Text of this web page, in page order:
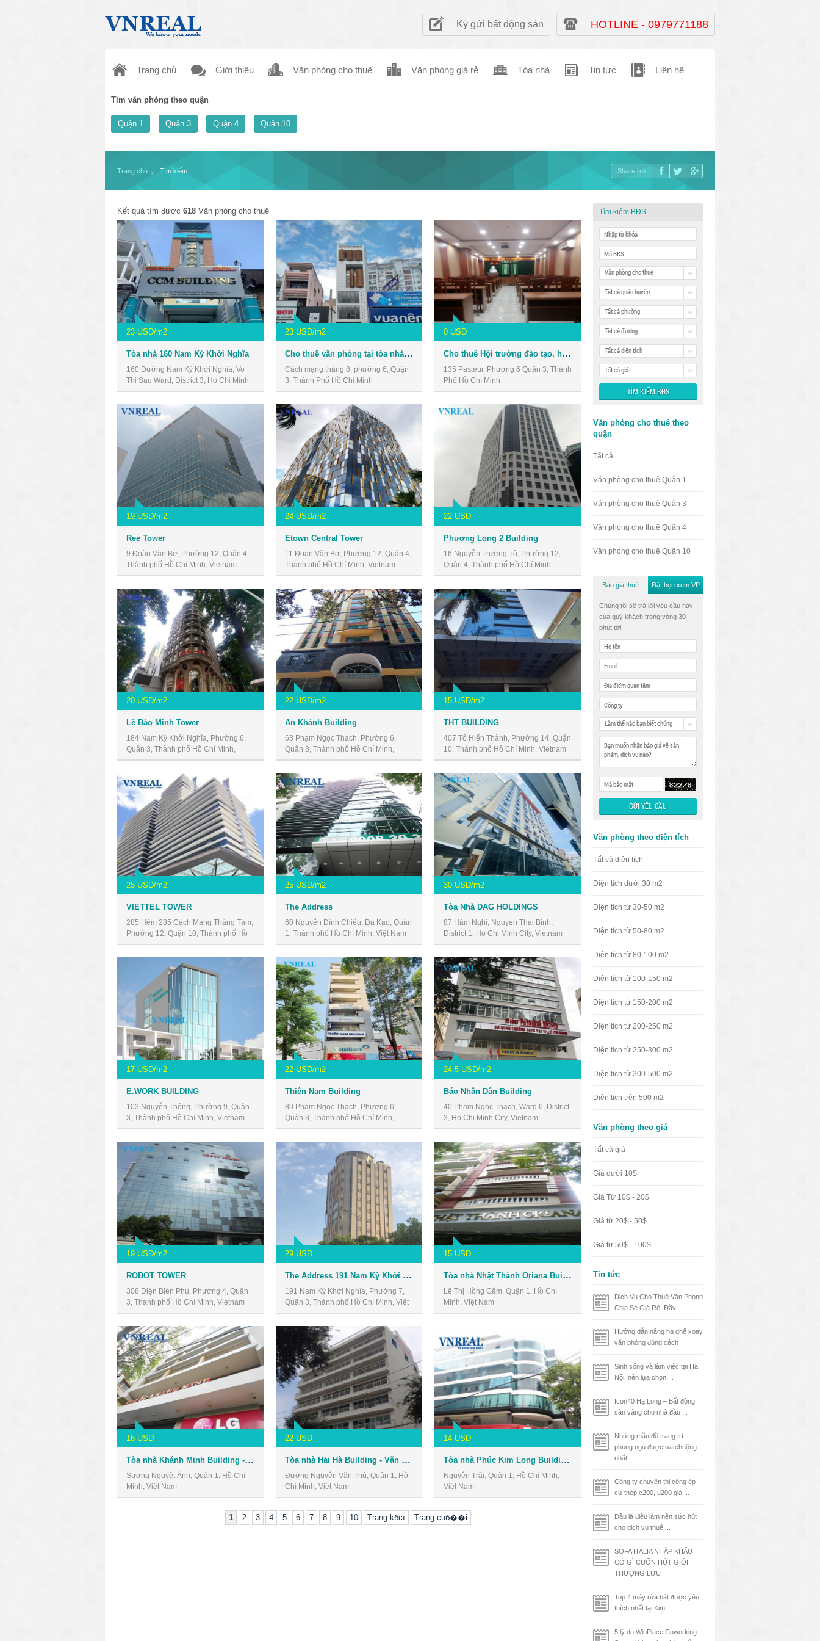
Ký gửi bất động sản HOTLINE - 0979771188
Trang chủ Giới thiệu Văn phòng cho thuê Văn phòng giá rẻ Tòa nhà Tin tức Liên hệ
Tìm văn phòng theo quận
Quận 1 Quận 3 Quận 4 Quận 10
Trang chủ Tìm kiếm Share link
Kết quả tìm được 618 Văn phòng cho thuê
23 USD/m2
Tòa nhà 160 Nam Kỳ Khởi Nghĩa
160 Đường Nam Kỳ Khởi Nghĩa, Vo
Thi Sau Ward, District 3, Ho Chi Minh
City, Vietnam
23 USD/m2
Cho thuê văn phòng tại tòa nhà số 30 Cách Mạng Tháng 8, Quận 3
Cách mạng tháng 8, phường 6, Quận
3, Thành Phố Hồ Chí Minh
0 USD
Cho thuê Hội trường đào tạo, hội thảo, hội họp ngay trung tâm Quận 3
135 Pasteur, Phường 6 Quận 3, Thành
Phố Hồ Chí Minh
19 USD/m2
Ree Tower
9 Đoàn Văn Bơ, Phường 12, Quận 4,
Thành phố Hồ Chí Minh, Vietnam
24 USD/m2
Etown Central Tower
11 Đoàn Văn Bơ, Phường 12, Quận 4,
Thành phố Hồ Chí Minh, Vietnam
22 USD
Phượng Long 2 Building
16 Nguyễn Trường Tộ, Phường 12,
Quận 4, Thành phố Hồ Chí Minh,
Vietnam
20 USD/m2
Lê Bảo Minh Tower
184 Nam Kỳ Khởi Nghĩa, Phường 6,
Quận 3, Thành phố Hồ Chí Minh,
Vietnam
22 USD/m2
An Khánh Building
63 Phạm Ngọc Thạch, Phường 6,
Quận 3, Thành phố Hồ Chí Minh,
Vietnam
15 USD/m2
THT BUILDING
407 Tô Hiến Thành, Phường 14, Quận
10, Thành phố Hồ Chí Minh, Vietnam
25 USD/m2
VIETTEL TOWER
285 Hẻm 285 Cách Mạng Tháng Tám,
Phường 12, Quận 10, Thành phố Hồ
Chí Minh, Vietnam
25 USD/m2
The Address
60 Nguyễn Đình Chiểu, Đa Kao, Quận
1, Thành phố Hồ Chí Minh, Việt Nam
30 USD/m2
Tòa Nhà DAG HOLDINGS
87 Hàm Nghi, Nguyen Thai Binh,
District 1, Ho Chi Minh City, Vietnam
17 USD/m2
E.WORK BUILDING
103 Nguyễn Thông, Phường 9, Quận
3, Thành phố Hồ Chí Minh, Vietnam
22 USD/m2
Thiên Nam Building
80 Phạm Ngọc Thạch, Phường 6,
Quận 3, Thành phố Hồ Chí Minh,
Vietnam
24.5 USD/m2
Báo Nhân Dân Building
40 Phạm Ngọc Thạch, Ward 6, District
3, Ho Chi Minh City, Vietnam
19 USD/m2
ROBOT TOWER
308 Điện Biên Phủ, Phường 4, Quận
3, Thành phố Hồ Chí Minh, Vietnam
29 USD
The Address 191 Nam Kỳ Khởi Nghĩa
191 Nam Kỳ Khởi Nghĩa, Phường 7,
Quận 3, Thành phố Hồ Chí Minh, Việt
Nam
15 USD
Tòa nhà Nhật Thành Oriana Building - Văn phòng cho thuê Quận 1
Lê Thị Hồng Gấm, Quận 1, Hồ Chí
Minh, Việt Nam
16 USD
Tòa nhà Khánh Minh Building - Văn phòng cho thuê Quận 1
Sương Nguyệt Ánh, Quận 1, Hồ Chí
Minh, Việt Nam
22 USD
Tòa nhà Hải Hà Building - Văn phòng cho thuê Quận 1
Đường Nguyễn Văn Thủ, Quận 1, Hồ
Chí Minh, Việt Nam
14 USD
Tòa nhà Phúc Kim Long Building - Văn phòng cho thuê Quận 1
Nguyễn Trãi, Quận 1, Hồ Chí Minh,
Việt Nam
1 2 3 4 5 6 7 8 9 10 Trang kбєї Trang cuб��i
Tìm kiếm BĐS
Văn phòng cho thuê
Tất cả quận huyện
Tất cả phường
Tất cả đường
Tất cả diện tích
Tất cả giá
Văn phòng cho thuê theo
quận
Tất cả
Văn phòng cho thuê Quận 1
Văn phòng cho thuê Quận 3
Văn phòng cho thuê Quận 4
Văn phòng cho thuê Quận 10
Báo giá thuê Đặt hẹn xem VP
Chúng tôi sẽ trả lời yêu cầu này
của quý khách trong vòng 30
phút tới
Làm thế nào bạn biết chúng
Văn phòng theo diện tích
Tất cả diện tích
Diện tích dưới 30 m2
Diện tích từ 30-50 m2
Diện tích từ 50-80 m2
Diện tích từ 80-100 m2
Diện tích từ 100-150 m2
Diện tích từ 150-200 m2
Diện tích từ 200-250 m2
Diện tích từ 250-300 m2
Diện tích từ 300-500 m2
Diện tích trên 500 m2
Văn phòng theo giá
Tất cả giá
Giá dưới 10$
Giá Từ 10$ - 20$
Giá từ 20$ - 50$
Giá từ 50$ - 100$
Tin tức
Dịch Vụ Cho Thuê Văn Phòng
Chia Sẻ Giá Rẻ, Đầy ...
Hướng dẫn nâng hạ ghế xoay
văn phòng đúng cách
Sinh sống và làm việc tại Hà
Nội, nên lựa chọn ...
Icon40 Hạ Long – Bất động
sản vàng cho nhà đầu ...
Những mẫu đồ trang trí
phòng ngủ được ưa chuộng
nhất ...
Công ty chuyên thi công ép
cừ thép c200, u200 giá ...
Đâu là điều làm nên sức hút
cho dịch vụ thuê ...
SOFA ITALIA NHẬP KHẨU
CÓ GÌ CUỐN HÚT GIỚI
THƯỢNG LƯU
Top 4 máy rửa bát được yêu
thích nhất tại Kim ...
5 lý do WinPlace Coworking